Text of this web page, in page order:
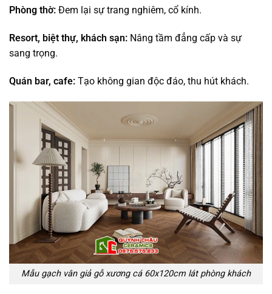
Phòng thờ: Đem lại sự trang nghiêm, cổ kính.
Resort, biệt thự, khách sạn: Nâng tầm đẳng cấp và sự
sang trọng.
Quán bar, cafe: Tạo không gian độc đáo, thu hút khách.
Mẫu gạch vân giả gỗ xương cá 60x120cm lát phòng khách